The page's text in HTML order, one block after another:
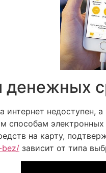
недоступен,
способам
на карту,
bez/ зависит от типа